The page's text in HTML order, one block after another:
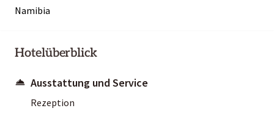
Namibia
Hotelüberblick
Ausstattung und Service
Rezeption